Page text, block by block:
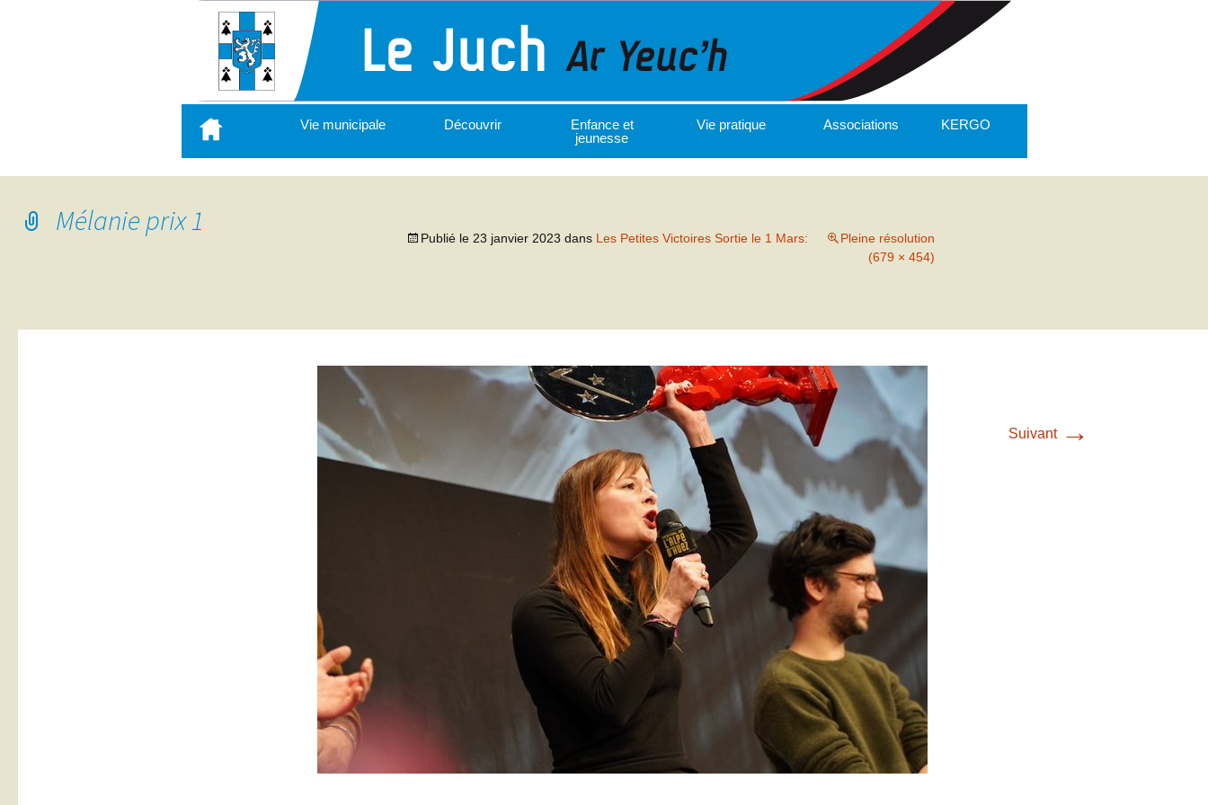
contenu
principal
Vie municipale Découvrir
Enfance et
jeunesse
Vie pratique Associations KERGO
Mélanie prix 1
Publié le 23 janvier 2023 dans Les Petites Victoires Sortie le 1 Mars:
Pleine résolution
(679 × 454)
Suivant →